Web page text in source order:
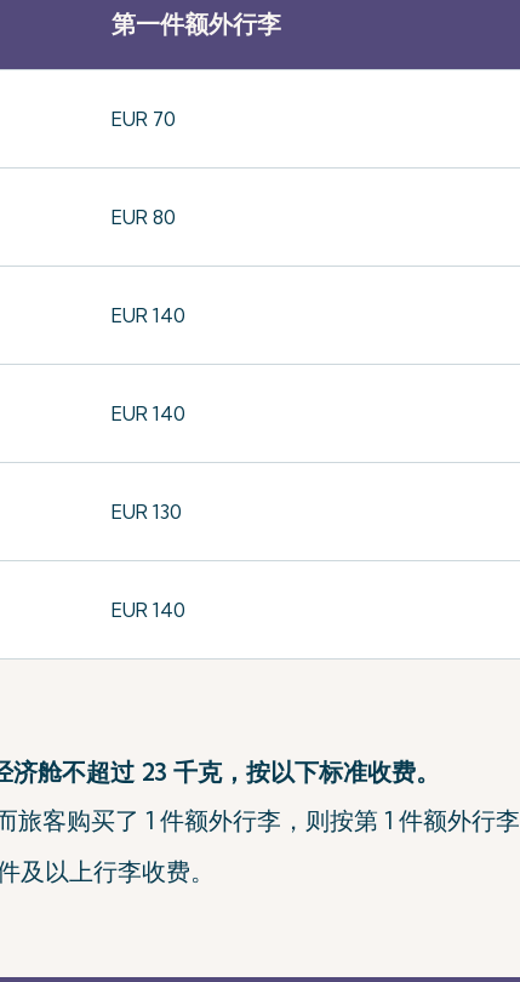
第一件额外行李
EUR 70
EUR 80
EUR 140
EUR 140
EUR 130
EUR 140
舱不超过 23 千克，按以下标准收费。
客购买了 1 件额外行李，则按第 1 件额外行李
及以上行李收费。